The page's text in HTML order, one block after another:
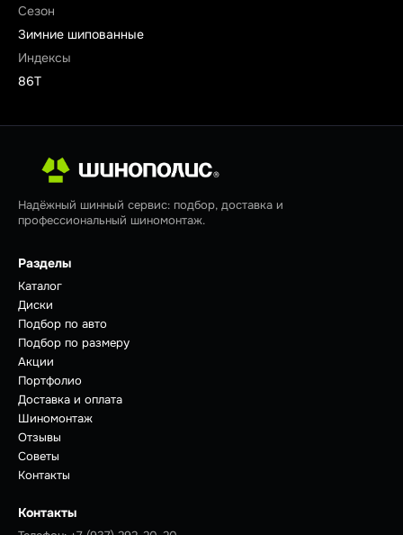
Сезон
Зимние шипованные
Индексы
86T
Надёжный шинный сервис: подбор, доставка и
профессиональный шиномонтаж.
Разделы
Каталог
Диски
Подбор по авто
Подбор по размеру
Акции
Портфолио
Доставка и оплата
Шиномонтаж
Отзывы
Советы
Контакты
Контакты